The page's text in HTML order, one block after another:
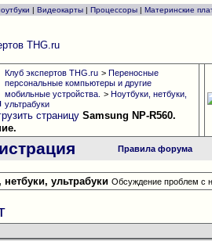
| Видеокарты | Процессоры | Материнские
Клуб экспертов THG.ru > Переносные
персональные компьютеры и другие
мобильные устройства. > Ноутбуки, нетбуки,
ультрабуки
Samsung NP-R560.
Правила форума
нетбуки, ультрабуки Обсуждение проблем с